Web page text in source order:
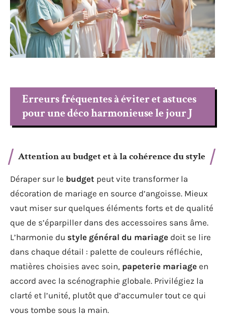
Erreurs fréquentes à éviter et astuces
pour une déco harmonieuse le jour J
Attention aubudgetet à la cohérence du style
Déraper sur le budget peut vite transformer la
décoration de mariage en source d’angoisse. Mieux
vaut miser sur quelques éléments forts et de qualité
que de s’éparpiller dans des accessoires sans âme.
L’harmonie du style général du mariage doit se lire
dans chaque détail : palette de couleurs réfléchie,
matières choisies avec soin, papeterie mariage en
accord avec la scénographie globale. Privilégiez la
clarté et l’unité, plutôt que d’accumuler tout ce qui
vous tombe sous la main.